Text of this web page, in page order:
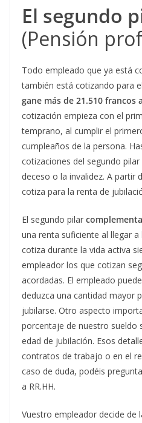
El segundo
(Pensión
Todo empleado que ya está
también está cotizando para
gane más de 21.510 francos
cotización empieza con el
temprano, al cumplir el
cumpleaños de la persona.
cotizaciones del segundo
deceso o la invalidez. A partir
cotiza para la renta de
El segundo pilar complementa
una renta suficiente al llegar a
cotiza durante la vida activa
empleador los que cotizan
acordadas. El empleado
deduzca una cantidad mayor
jubilarse. Otro aspecto
porcentaje de nuestro sueldo
edad de jubilación. Esos
contratos de trabajo o en el
caso de duda, podéis
a RR.HH.
Vuestro empleador decide de